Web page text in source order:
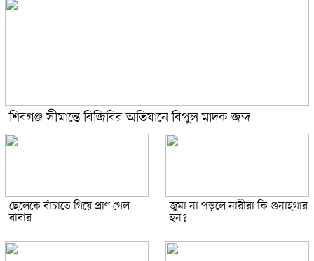
শিবগঞ্জ সীমান্তে বিজিবির অভিযানে বিপুল মাদক জব্দ
ছেলেকে বাঁচাতে গিয়ে প্রাণ গেল
বাবার
জুমা না পড়লে নারীরা কি গুনাহগার
হন?